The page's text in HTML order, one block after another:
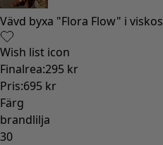
Vävd byxa "Flora Flow" i viskos
Wish list icon
Finalrea:295 kr
Pris:695 kr
Färg
brandlilja
30